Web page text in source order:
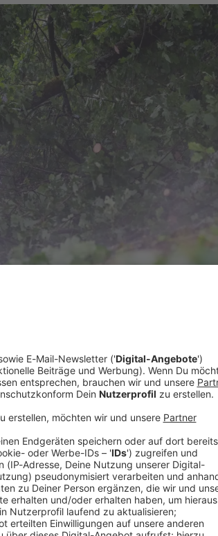
in Teilen Bayerns
Starkregen und
um und Autos wurden